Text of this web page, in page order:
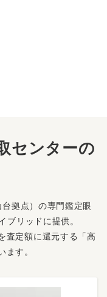
センターの
拠点）の専門鑑定眼
ブリッドに提供。
査定額に還元する「高
ます。